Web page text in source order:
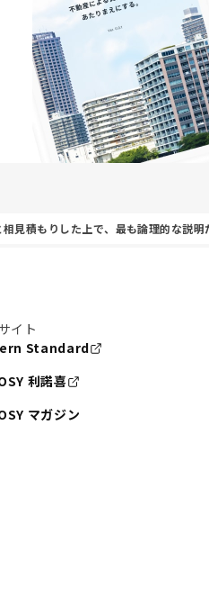
見積もりした上で、最も論理的な説明
イト
Standard
利諾喜
マガジン